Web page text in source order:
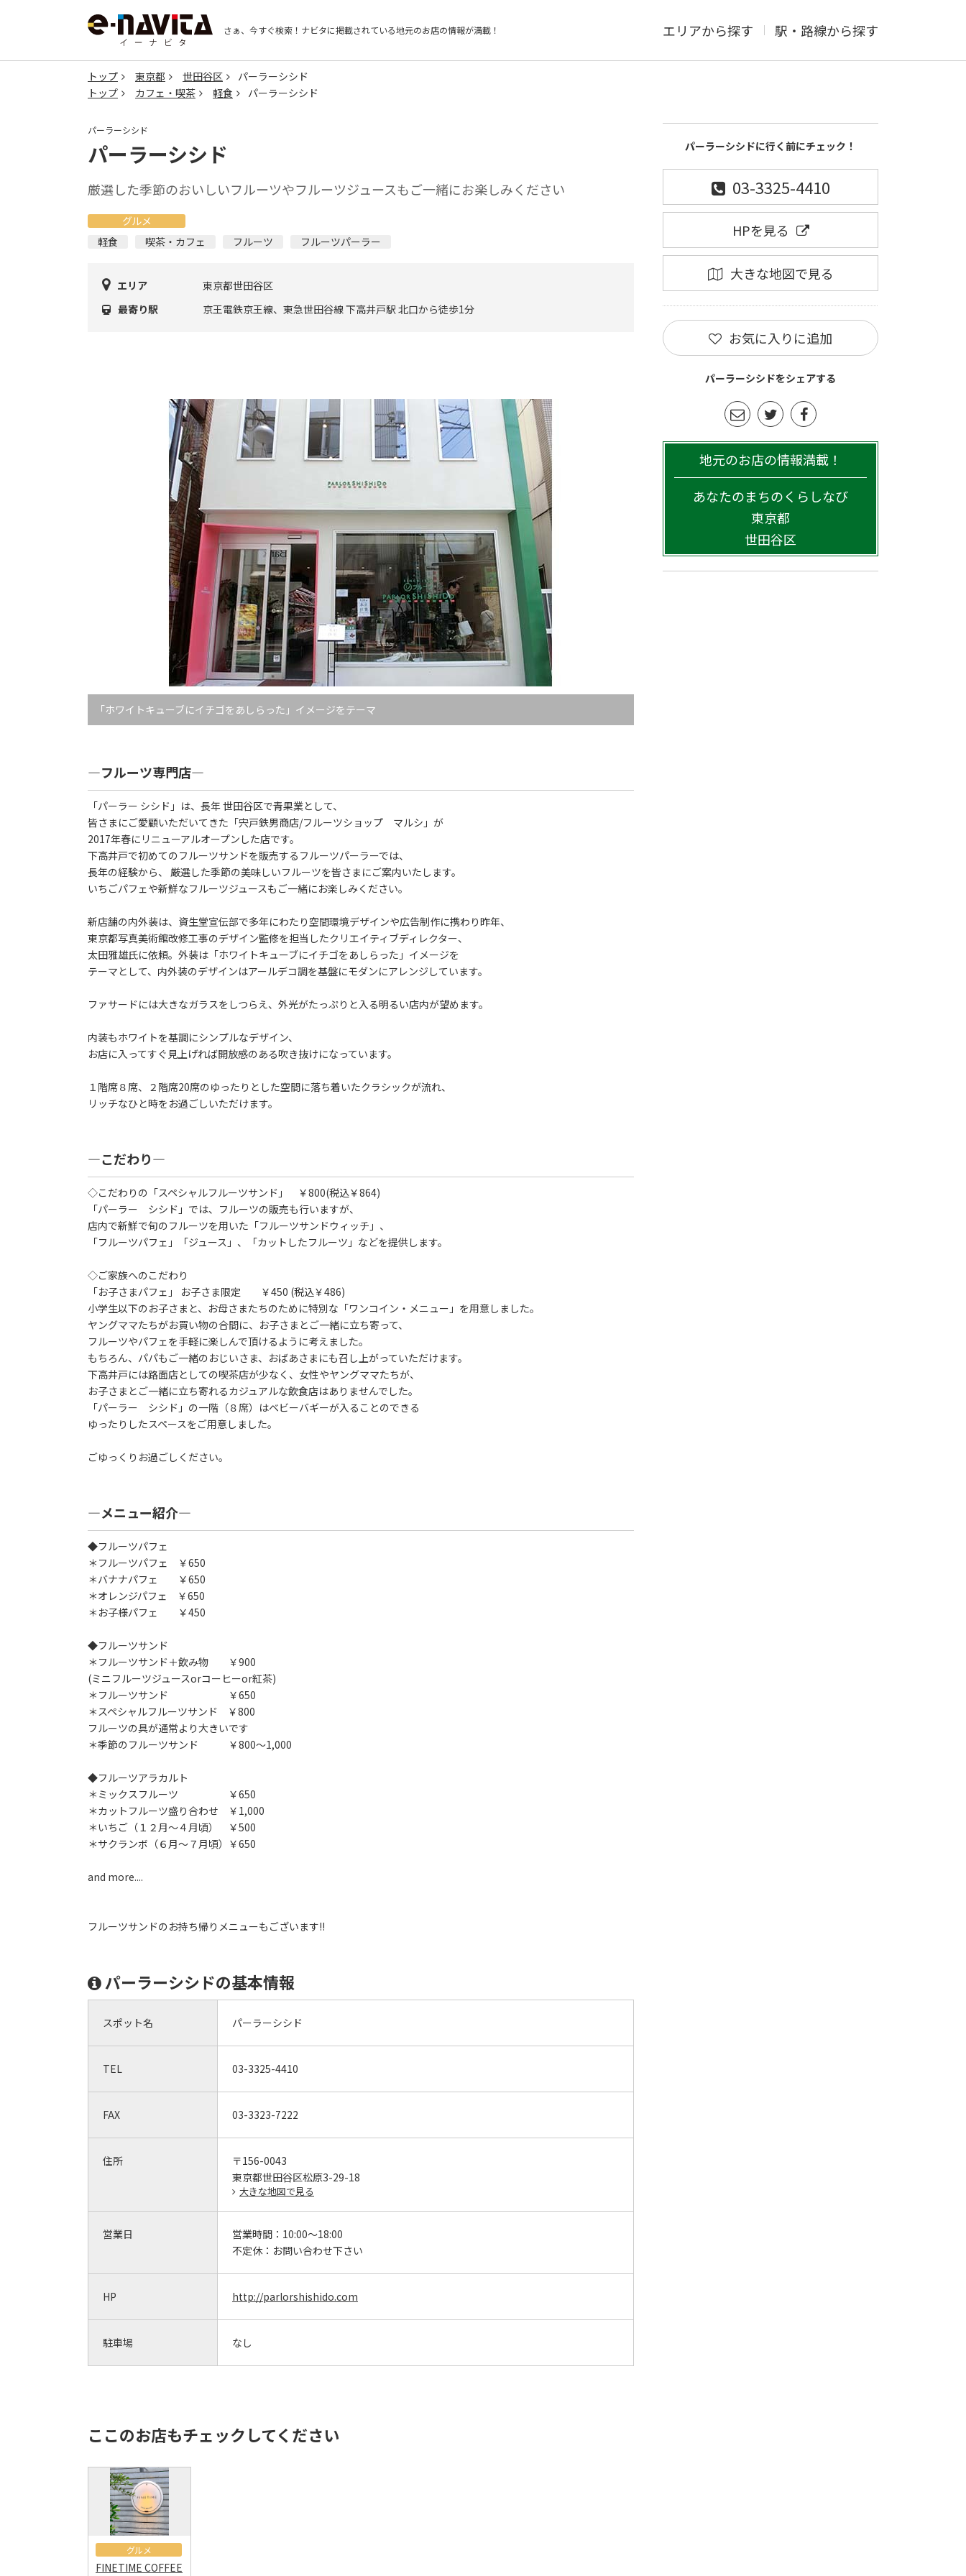
さぁ、今すぐ検索！ ナビタに掲載されている地元のお店の情報が満載！ エリアから探す 駅・路線から探す
トップ 東京都 世田谷区
パーラーシシド
トップ
カフェ・喫茶 軽食 パーラーシシド
パーラーシシド
パーラーシシド
厳選した季節のおいしいフルーツやフルーツジュースもご一緒にお楽しみください
グルメ
軽食
喫茶・カフェ フルーツ フルーツパーラー
エリア
東京都世田谷区
最寄り駅
京王電鉄京王線、東急世田谷線 下高井戸駅 北口から徒歩1分
「ホワイトキューブにイチゴをあしらった」イメージをテーマ
―フルーツ専門店―
「パーラー シシド」は、長年 世田谷区で青果業として、
皆さまにご愛顧いただいてきた「宍戸鉄男商店/フルーツショップ マルシ」が
2017年春にリニューアルオープンした店です。
下高井戸で初めてのフルーツサンドを販売するフルーツパーラーでは、
長年の経験から、 厳選した季節の美味しいフルーツを皆さまにご案内いたします。
いちごパフェや新鮮なフルーツジュースもご一緒にお楽しみください。
新店舗の内外装は、資生堂宣伝部で多年にわたり空間環境デザインや広告制作に携わり昨年、
東京都写真美術館改修工事のデザイン監修を担当したクリエイティブディレクター、
太田雅雄氏に依頼。外装は「ホワイトキューブにイチゴをあしらった」イメージを
テーマとして、内外装のデザインはアールデコ調を基盤にモダンにアレンジしています。
ファサードには大きなガラスをしつらえ、外光がたっぷりと入る明るい店内が望めます。
内装もホワイトを基調にシンプルなデザイン、
お店に入ってすぐ見上げれば開放感のある吹き抜けになっています。
１階席８席、２階席20席のゆったりとした空間に落ち着いたクラシックが流れ、
リッチなひと時をお過ごしいただけます。
―こだわり―
◇こだわりの「スペシャルフルーツサンド」 ￥800(税込￥864)
「パーラー シシド」では、フルーツの販売も行いますが、
店内で新鮮で旬のフルーツを用いた「フルーツサンドウィッチ」、
「フルーツパフェ」「ジュース」、「カットしたフルーツ」などを提供します。
◇ご家族へのこだわり
「お子さまパフェ」 お子さま限定 ￥450 (税込￥486)
小学生以下のお子さまと、お母さまたちのために特別な「ワンコイン・メニュー」を用意しました。
ヤングママたちがお買い物の合間に、お子さまとご一緒に立ち寄って、
フルーツやパフェを手軽に楽しんで頂けるように考えました。
もちろん、パパもご一緒のおじいさま、おばあさまにも召し上がっていただけます。
下高井戸には路面店としての喫茶店が少なく、女性やヤングママたちが、
お子さまとご一緒に立ち寄れるカジュアルな飲食店はありませんでした。
「パーラー シシド」の一階（８席）はベビーバギーが入ることのできる
ゆったりしたスペースをご用意しました。
ごゆっくりお過ごしください。
―メニュー紹介―
◆フルーツパフェ
＊フルーツパフェ ￥650
＊バナナパフェ ￥650
＊オレンジパフェ ￥650
＊お子様パフェ ￥450
◆フルーツサンド
＊フルーツサンド＋飲み物 ￥900
(ミニフルーツジュースorコーヒーor紅茶)
＊フルーツサンド ￥650
＊スペシャルフルーツサンド ￥800
フルーツの具が通常より大きいです
＊季節のフルーツサンド ￥800～1,000
◆フルーツアラカルト
＊ミックスフルーツ ￥650
＊カットフルーツ盛り合わせ ￥1,000
＊いちご（１２月～４月頃） ￥500
＊サクランボ（６月～７月頃）￥650
and more....
フルーツサンドのお持ち帰りメニューもございます!!
パーラーシシドの基本情報
スポット名 パーラーシシド
TEL 03-3325-4410
FAX 03-3323-7222
住所
〒156-0043
東京都世田谷区松原3-29-18
大きな地図で見る
営業日 営業時間： 10:00～18:00
不定休： お問い合わせ下さい
HP http://parlorshishido.com
駐車場 なし
ここのお店もチェックしてください
グルメ
FINETIME COFFEE
パーラーシシドに行く前にチェック！
03-3325-4410
HPを見る
大きな地図で見る
お気に入りに追加
パーラーシシドをシェアする
地元のお店の情報満載！
あなたのまちのくらしなび
東京都
世田谷区